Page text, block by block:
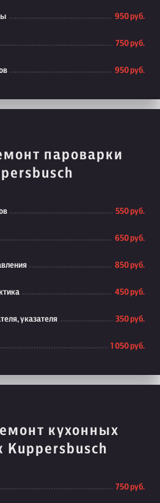
950 руб.
750 руб.
950 руб.
пароварки
550 руб.
650 руб.
850 руб.
450 руб.
указателя 350 руб.
1 050 руб.
кухонных
Kuppersbusch
750 руб.